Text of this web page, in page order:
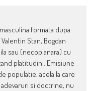
formata dupa
Stan, Bogdan
sau (necoplanara) cu
platitudini. Emisiune
populatie, acela la care
si doctrine, nu